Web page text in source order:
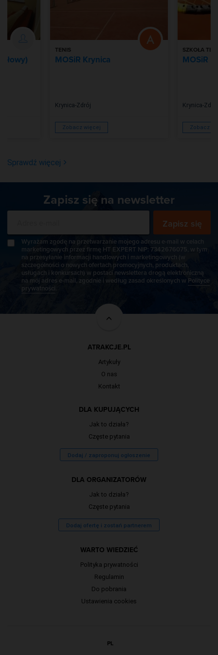
TENIS
MOSiR Krynica
Krynica-Zdrój
Zobacz więcej
SZKOŁA
MOSiR
Krynica-Zdrój
Zobacz
Sprawdź więcej
Zapisz się na newsletter
Zapisz się
Wyrażam zgodę na przetwarzanie mojego adresu e-mail w celach
marketingowych przez firmę HT EXPERT NIP: 7342676075, w tym
na przesyłanie informacji handlowych i marketingowych (w
szczególności o nowych ofertach promocyjnych, produktach,
usługach i konkursach) w postaci newslettera drogą elektroniczną
na mój adres e-mail, zgodnie i według zasad określonych w Polityce
prywatności.
ATRAKCJE.PL
Artykuły
O nas
Kontakt
DLA KUPUJĄCYCH
Jak to działa?
Częste pytania
Dodaj / zaproponuj ogłoszenie
DLA ORGANIZATORÓW
Jak to działa?
Częste pytania
Dodaj ofertę i zostań partnerem
WARTO WIEDZIEĆ
Polityka prywatności
Regulamin
Do pobrania
Ustawienia cookies
PL